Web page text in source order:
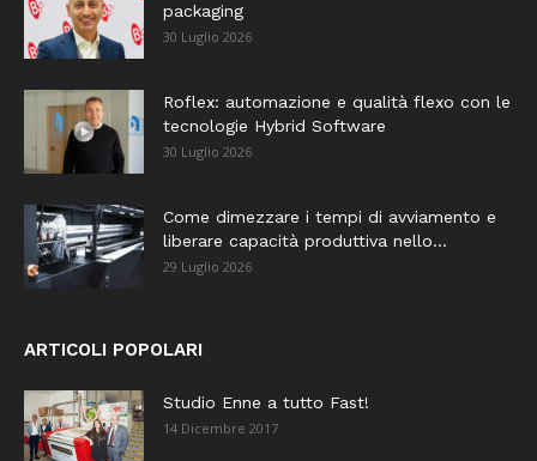
packaging
30 Luglio 2026
Roflex: automazione e qualità flexo con le
tecnologie Hybrid Software
30 Luglio 2026
Come dimezzare i tempi di avviamento e
liberare capacità produttiva nello...
29 Luglio 2026
ARTICOLI POPOLARI
Studio Enne a tutto Fast!
14 Dicembre 2017